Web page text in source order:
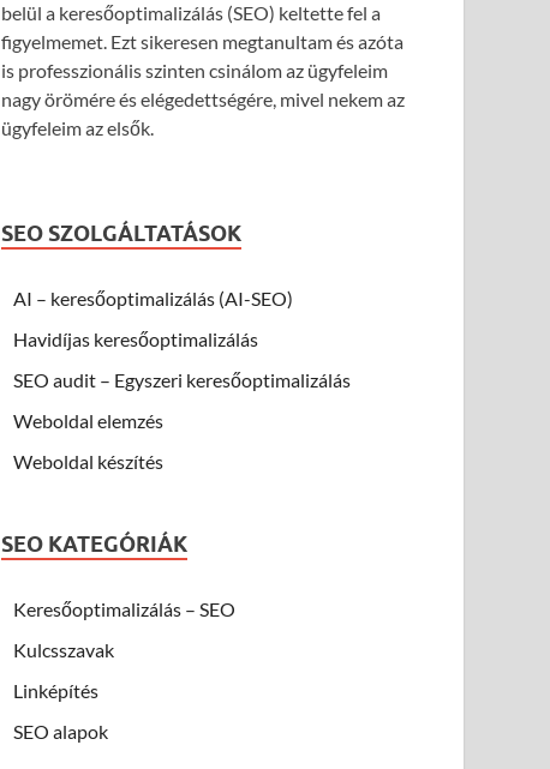
belül a keresőoptimalizálás (SEO) keltette fel a
figyelmemet. Ezt sikeresen megtanultam és azóta
is professzionális szinten csinálom az ügyfeleim
nagy örömére és elégedettségére, mivel nekem az
ügyfeleim az elsők.
SEO SZOLGÁLTATÁSOK
AI – keresőoptimalizálás (AI-SEO)
Havidíjas keresőoptimalizálás
SEO audit – Egyszeri keresőoptimalizálás
Weboldal elemzés
Weboldal készítés
SEO KATEGÓRIÁK
Keresőoptimalizálás – SEO
Kulcsszavak
Linképítés
SEO alapok